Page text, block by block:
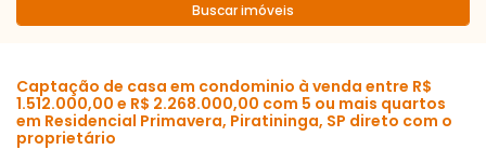
Buscar imóveis
Captação de casa em condominio à venda entre R$
1.512.000,00 e R$ 2.268.000,00 com 5 ou mais quartos
em Residencial Primavera, Piratininga, SP direto com o
proprietário